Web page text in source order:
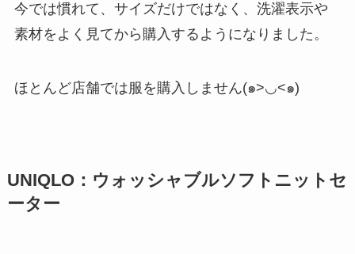
今では慣れて、サイズだけではなく、洗濯表示や
素材をよく見てから購入するようになりました。
ほとんど店舗では服を購入しません(๑>◡<๑)
UNIQLO：ウォッシャブルソフトニットセ
ーター